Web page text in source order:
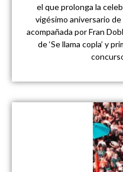
el que prolonga la
vigésimo aniversario
acompañada por Fran
de ‘Se llama copla’ y